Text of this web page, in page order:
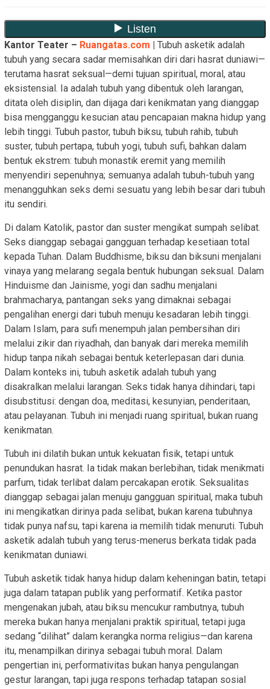
Kantor Teater – Ruangatas.com | Tubuh asketik adalah
tubuh yang secara sadar memisahkan diri dari hasrat duniawi—
terutama hasrat seksual—demi tujuan spiritual, moral, atau
eksistensial. Ia adalah tubuh yang dibentuk oleh larangan,
ditata oleh disiplin, dan dijaga dari kenikmatan yang dianggap
bisa mengganggu kesucian atau pencapaian makna hidup yang
lebih tinggi. Tubuh pastor, tubuh biksu, tubuh rahib, tubuh
suster, tubuh pertapa, tubuh yogi, tubuh sufi, bahkan dalam
bentuk ekstrem: tubuh monastik eremit yang memilih
menyendiri sepenuhnya; semuanya adalah tubuh-tubuh yang
menangguhkan seks demi sesuatu yang lebih besar dari tubuh
itu sendiri.
Di dalam Katolik, pastor dan suster mengikat sumpah selibat.
Seks dianggap sebagai gangguan terhadap kesetiaan total
kepada Tuhan. Dalam Buddhisme, biksu dan biksuni menjalani
vinaya yang melarang segala bentuk hubungan seksual. Dalam
Hinduisme dan Jainisme, yogi dan sadhu menjalani
brahmacharya, pantangan seks yang dimaknai sebagai
pengalihan energi dari tubuh menuju kesadaran lebih tinggi.
Dalam Islam, para sufi menempuh jalan pembersihan diri
melalui zikir dan riyadhah, dan banyak dari mereka memilih
hidup tanpa nikah sebagai bentuk keterlepasan dari dunia.
Dalam konteks ini, tubuh asketik adalah tubuh yang
disakralkan melalui larangan. Seks tidak hanya dihindari, tapi
disubstitusi: dengan doa, meditasi, kesunyian, penderitaan,
atau pelayanan. Tubuh ini menjadi ruang spiritual, bukan ruang
kenikmatan.
Tubuh ini dilatih bukan untuk kekuatan fisik, tetapi untuk
penundukan hasrat. Ia tidak makan berlebihan, tidak menikmati
parfum, tidak terlibat dalam percakapan erotik. Seksualitas
dianggap sebagai jalan menuju gangguan spiritual, maka tubuh
ini mengikatkan dirinya pada selibat, bukan karena tubuhnya
tidak punya nafsu, tapi karena ia memilih tidak menuruti. Tubuh
asketik adalah tubuh yang terus-menerus berkata tidak pada
kenikmatan duniawi.
Tubuh asketik tidak hanya hidup dalam keheningan batin, tetapi
juga dalam tatapan publik yang performatif. Ketika pastor
mengenakan jubah, atau biksu mencukur rambutnya, tubuh
mereka bukan hanya menjalani praktik spiritual, tetapi juga
sedang “dilihat” dalam kerangka norma religius—dan karena
itu, menampilkan dirinya sebagai tubuh moral. Dalam
pengertian ini, performativitas bukan hanya pengulangan
gestur larangan, tapi juga respons terhadap tatapan sosial